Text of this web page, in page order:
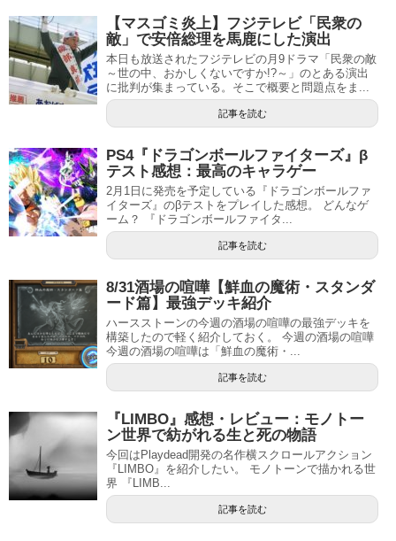
【マスゴミ炎上】フジテレビ「民衆の
敵」で安倍総理を馬鹿にした演出
本日も放送されたフジテレビの月9ドラマ「民衆の敵
～世の中、おかしくないですか!?～」のとある演出
に批判が集まっている。そこで概要と問題点をま...
記事を読む
PS4『ドラゴンボールファイターズ』β
テスト感想：最高のキャラゲー
2月1日に発売を予定している『ドラゴンボールファ
イターズ』のβテストをプレイした感想。 どんなゲ
ーム？ 『ドラゴンボールファイタ...
記事を読む
8/31酒場の喧嘩【鮮血の魔術・スタンダ
ード篇】最強デッキ紹介
ハースストーンの今週の酒場の喧嘩の最強デッキを
構築したので軽く紹介しておく。 今週の酒場の喧嘩
今週の酒場の喧嘩は「鮮血の魔術・...
記事を読む
『LIMBO』感想・レビュー：モノトー
ン世界で紡がれる生と死の物語
今回はPlaydead開発の名作横スクロールアクション
『LIMBO』を紹介したい。 モノトーンで描かれる世
界 『LIMB...
記事を読む